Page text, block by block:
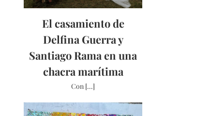
El casamiento de
Delfina Guerra y
Santiago Rama en una
chacra marítima
Con [...]